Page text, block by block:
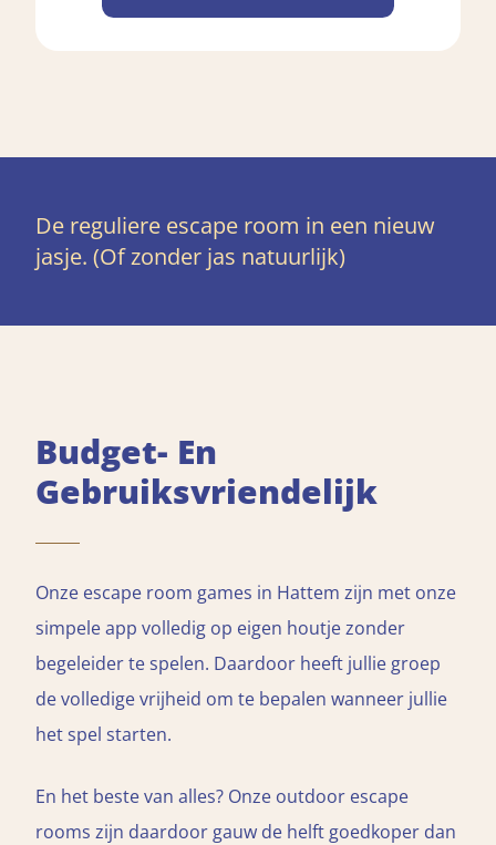
De reguliere escape room in een nieuw
jasje. (Of zonder jas natuurlijk)
Budget- En
Gebruiksvriendelijk
Onze escape room games in Hattem zijn met onze
simpele app volledig op eigen houtje zonder
begeleider te spelen. Daardoor heeft jullie groep
de volledige vrijheid om te bepalen wanneer jullie
het spel starten.
En het beste van alles? Onze outdoor escape
rooms zijn daardoor gauw de helft goedkoper dan